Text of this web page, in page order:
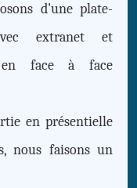
d'une plate-
extranet et
en face à face
en présentielle
nous faisons un